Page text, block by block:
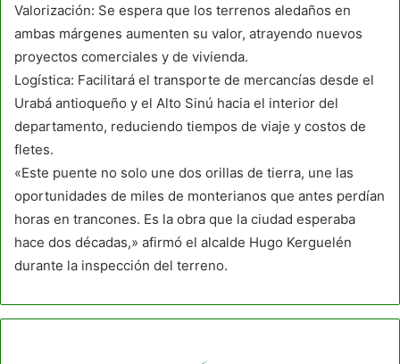
Valorización: Se espera que los terrenos aledaños en
ambas márgenes aumenten su valor, atrayendo nuevos
proyectos comerciales y de vivienda.
Logística: Facilitará el transporte de mercancías desde el
Urabá antioqueño y el Alto Sinú hacia el interior del
departamento, reduciendo tiempos de viaje y costos de
fletes.
«Este puente no solo une dos orillas de tierra, une las
oportunidades de miles de monterianos que antes perdían
horas en trancones. Es la obra que la ciudad esperaba
hace dos décadas,» afirmó el alcalde Hugo Kerguelén
durante la inspección del terreno.